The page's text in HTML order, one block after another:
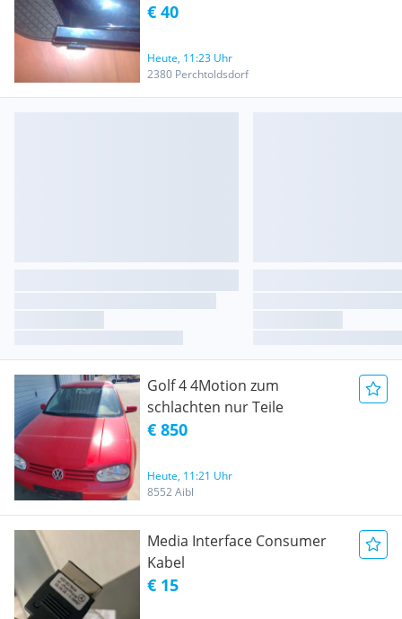
vorne
€ 40
Heute, 11:23 Uhr
2380 Perchtoldsdorf
Golf 4 4Motion zum
schlachten nur Teile
€ 850
Heute, 11:21 Uhr
8552 Aibl
Media Interface Consumer
Kabel
€ 15